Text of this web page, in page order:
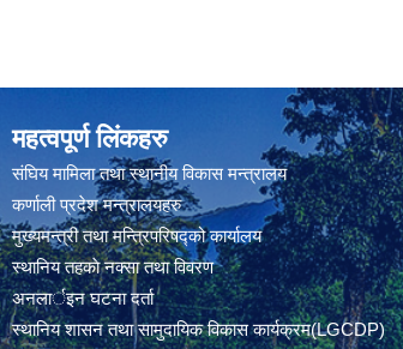
महत्वपूर्ण लिंकहरु
संघिय मामिला तथा स्थानीय विकास मन्त्रालय
कर्णाली प्रदेश मन्त्रालयहरु
मुख्यमन्त्री तथा मन्त्रिपरिषद्को कार्यालय
स्थानिय तहकाे नक्सा तथा विवरण
अनलार्इन घटना दर्ता
स्थानिय शासन तथा सामुदायिक विकास कार्यक्रम(LGCDP)